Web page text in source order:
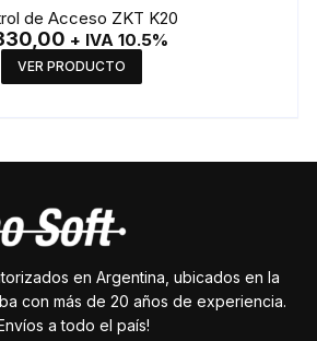
de Acceso ZKT K20
+ IVA 10.5%
VER PRODUCTO
en Argentina, ubicados en la
con más de 20 años de experiencia.
a todo el país!